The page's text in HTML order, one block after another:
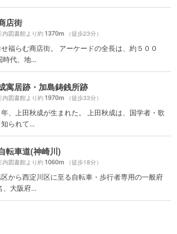
店街
内図書館より約1370m （徒歩23分）
福らむ商店街。 アーケードの全長は、約５００
時代、地...
寓居跡・加島鋳銭所跡
内図書館より約1970m （徒歩33分）
年、上田秋成が生まれた。 上田秋成は、国学者・歌
られて...
転車道(神崎川)
内図書館より約1060m （徒歩18分）
から西淀川区に至る自転車・歩行者専用の一般府
、大阪府...